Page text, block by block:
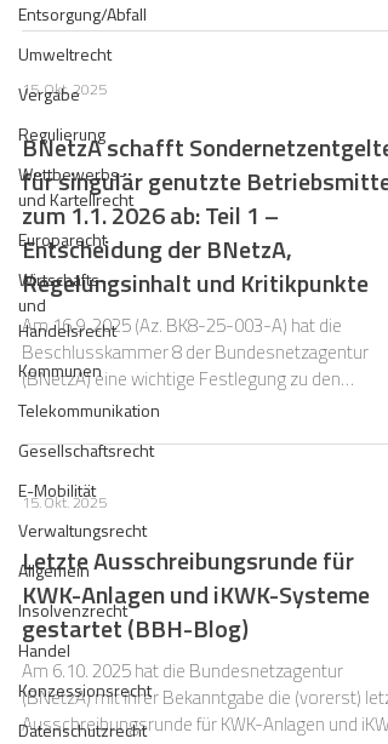
Entsorgung/Abfall
Umweltrecht
Vergabe
Regulierung
Wettbewerbs-
und Kartellrecht
Europarecht
Wirtschafts-
und
Handelsrecht
Kommunen
Telekommunikation
Gesellschaftsrecht
E-Mobilität
Verwaltungsrecht
Allgemein
Insolvenzrecht
Handel
Konzessionsrecht
Datenschutzrecht
gemäß § 19 Abs. 3 StromNEV.
15. Okt. 2025
BNetzA schafft Sondernetzentgelte
für singulär genutzte Betriebsmittel
zum 1.1. 2026 ab: Teil 1 –
Entscheidung der BNetzA,
Regelungsinhalt und Kritikpunkte
Am 16.9. 2025 (Az. BK8-25-003-A) hat die
Beschlusskammer 8 der Bundesnetzagentur
(BNetzA) eine wichtige Festlegung zu den
Entgelten für singulär genutzte Betriebsmittel
Veröffentlichung erfolgte am 24.9. 2025 im
Amtsblatt der Behörde.
15. Okt. 2025
Letzte Ausschreibungsrunde für
KWK-Anlagen und iKWK-Systeme
gestartet (BBH-Blog)
Am 6.10. 2025 hat die Bundesnetzagentur
(BNetzA) mit ihrer Bekanntgabe die (vorerst)
Ausschreibungsrunde für KWK-Anlagen und